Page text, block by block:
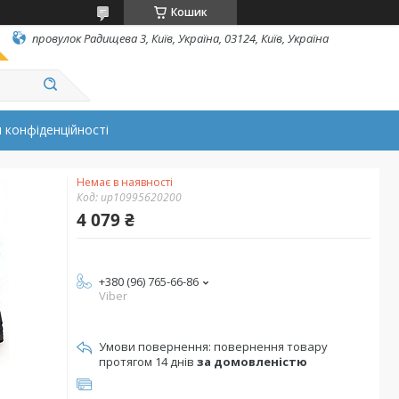
Кошик
провулок Радищева 3, Київ, Україна, 03124, Київ, Україна
Немає в наявності
Код:up10995620200
4 079 ₴
+380 (96) 765-66-86
Viber
повернення товару
протягом 14 днів за домовленістю